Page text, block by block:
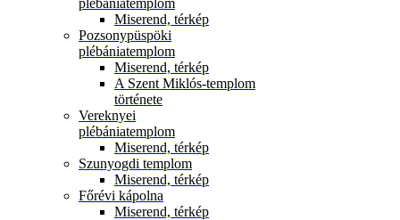
plébániatemplom
Miserend, térkép
Pozsonypüspöki
plébániatemplom
Miserend, térkép
A Szent Miklós-templom
története
Vereknyei
plébániatemplom
Miserend, térkép
Szunyogdi templom
Miserend, térkép
Főrévi kápolna
Miserend, térkép